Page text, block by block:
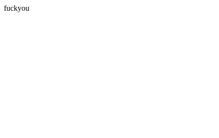
fuckyou